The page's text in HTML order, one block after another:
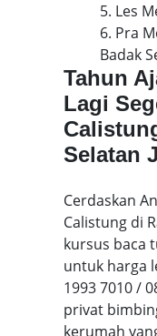
5. Les
6. Pra
Badak
Tahun
Lagi
Selatan
Cerdaskan
Calistung di
kursus baca
untuk harga
1993 7010 /
privat
kerumah